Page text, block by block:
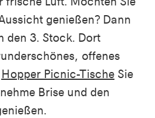
genießen? Dann
den 3. Stock. Dort
offenes
Hopper Picnic-Tische Sie
Brise und den